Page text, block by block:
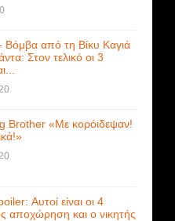
από τη Βίκυ Καγιά
Στον τελικό οι 3
Brother «Με κορόιδεψαν!
Αυτοί είναι οι 4
αποχώρηση και ο νικητής